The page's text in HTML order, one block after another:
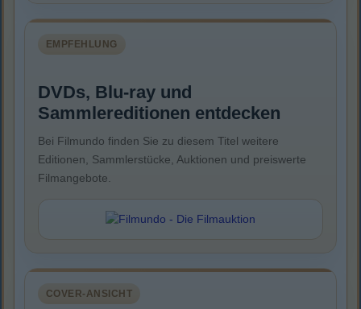
EMPFEHLUNG
DVDs, Blu-ray und
Sammlereditionen entdecken
Bei Filmundo finden Sie zu diesem Titel weitere
Editionen, Sammlerstücke, Auktionen und preiswerte
Filmangebote.
COVER-ANSICHT